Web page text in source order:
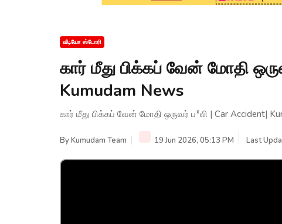
வீடியோ ஸ்டோரி
கார் மீது பிக்கப் வேன் மோதி
Kumudam News
கார் மீது பிக்கப் வேன் மோதி ஒருவர் ப*லி | Car Accident|
ByKumudam Team 19 Jun 2026, 05:13 PM Last